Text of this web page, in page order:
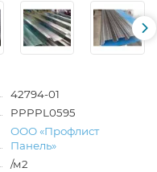
42794-01
PPPPL0595
ООО «Профлист
Панель»
/м2